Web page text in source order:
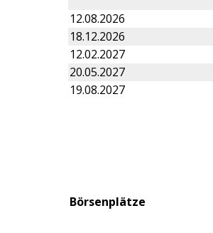
12.08.2026
18.12.2026
12.02.2027
20.05.2027
19.08.2027
Börsenplätze